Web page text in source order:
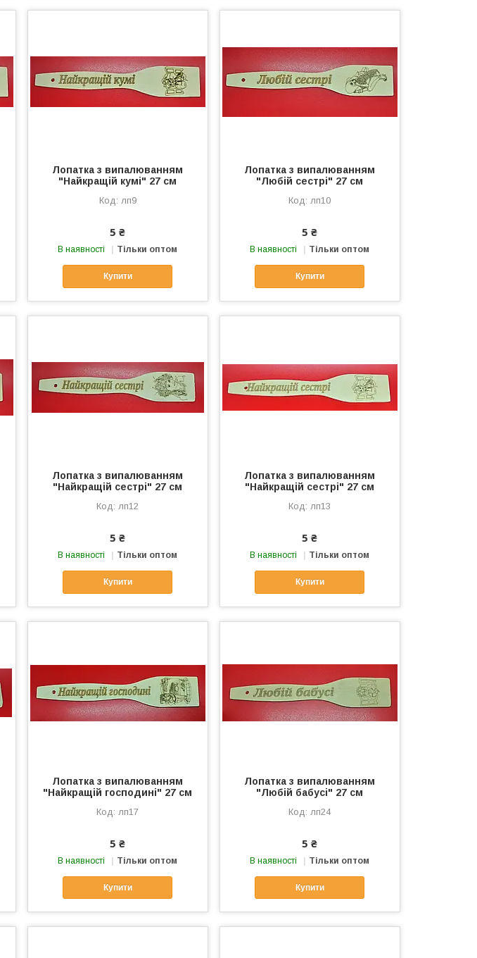
Лопатка з випалюванням
"Найкращій кумі" 27 см
лп9
5 ₴
В наявності Тільки оптом
Купити
Лопатка з випалюванням
"Любій сестрі" 27 см
лп10
5 ₴
В наявності Тільки оптом
Купити
Лопатка з випалюванням
"Найкращій сестрі" 27 см
лп12
5 ₴
В наявності Тільки оптом
Купити
Лопатка з випалюванням
"Найкращій сестрі" 27 см
лп13
5 ₴
В наявності Тільки оптом
Купити
Лопатка з випалюванням
"Найкращій господині" 27 см
лп17
5 ₴
В наявності Тільки оптом
Купити
Лопатка з випалюванням
"Любій бабусі" 27 см
лп24
5 ₴
В наявності Тільки оптом
Купити